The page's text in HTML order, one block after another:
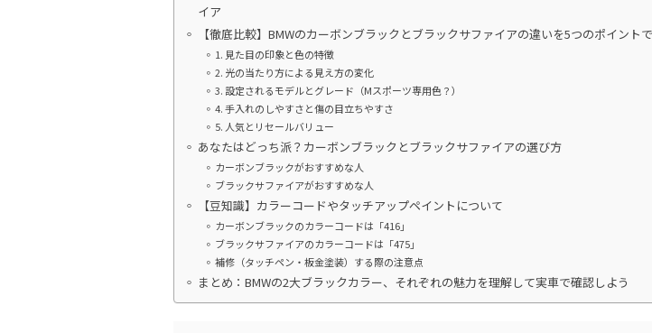
イア
【徹底比較】BMWのカーボンブラックとブラックサファイアの違いを5つのポイント
1. 見た目の印象と色の特徴
2. 光の当たり方による見え方の変化
3. 設定されるモデルとグレード（Mスポーツ専用色？）
4. 手入れのしやすさと傷の目立ちやすさ
5. 人気とリセールバリュー
あなたはどっち派？カーボンブラックとブラックサファイアの選び方
カーボンブラックがおすすめな人
ブラックサファイアがおすすめな人
【豆知識】カラーコードやタッチアップペイントについて
カーボンブラックのカラーコードは「416」
ブラックサファイアのカラーコードは「475」
補修（タッチペン・板金塗装）する際の注意点
まとめ：BMWの2大ブラックカラー、それぞれの魅力を理解して実車で確認しよう